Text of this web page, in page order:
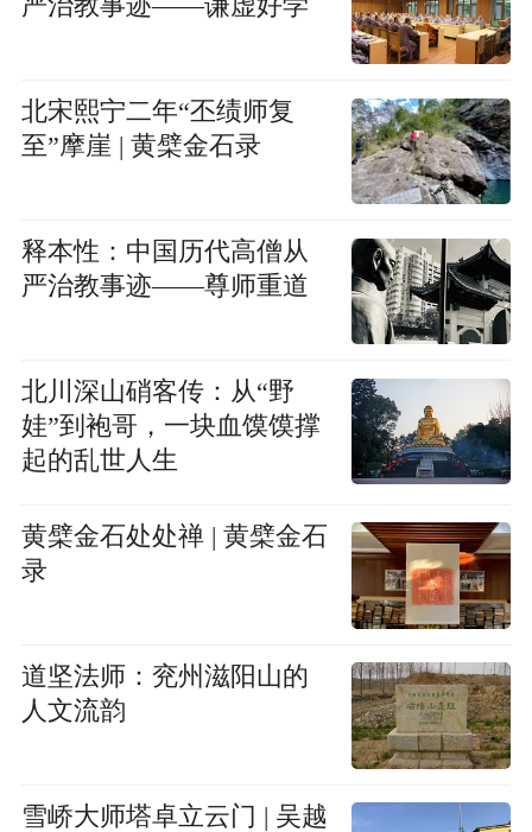
严治教事迹——谦虚好学
北宋熙宁二年“丕绩师复
至”摩崖 | 黄檗金石录
释本性：中国历代高僧从
严治教事迹——尊师重道
北川深山硝客传：从“野
娃”到袍哥，一块血馍馍撑
起的乱世人生
黄檗金石处处禅 | 黄檗金石
录
道坚法师：兖州滋阳山的
人文流韵
雪峤大师塔卓立云门 | 吴越